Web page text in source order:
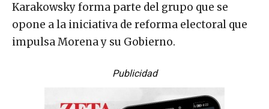
Karakowsky forma parte del grupo que se
opone a la iniciativa de reforma electoral que
impulsa Morena y su Gobierno.
Publicidad